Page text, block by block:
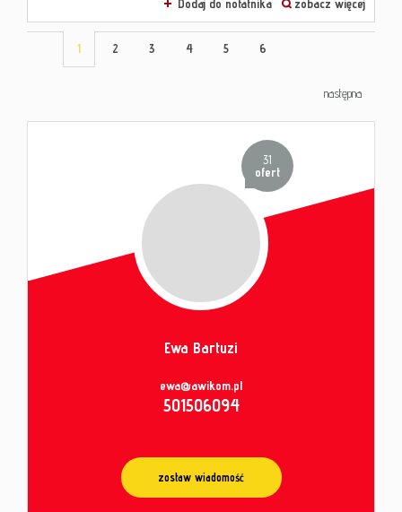
Dodaj do notatnika zobacz więcej
1 2 3 4 5 6
następna
31
ofert
Ewa Bartuzi
ewa@awikom.pl
501506094
zostaw wiadomość